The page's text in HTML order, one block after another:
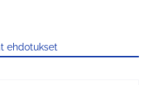
ehdotukset